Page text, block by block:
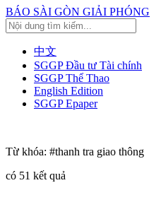
BÁO SÀI GÒN GIẢI PHÓNG
中文
SGGP Đầu tư Tài chính
SGGP Thể Thao
English Edition
SGGP Epaper
Từ khóa: #thanh tra giao thông
có 51 kết quả